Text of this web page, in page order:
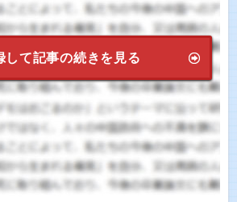
して記事の続きを見る